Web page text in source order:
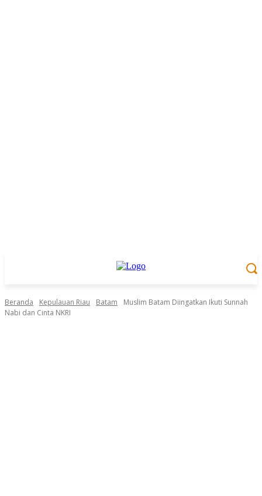
Beranda Kepulauan Riau Batam
Muslim Batam Diingatkan Ikuti Sunnah
Nabi dan Cinta NKRI